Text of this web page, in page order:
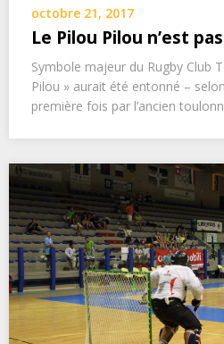
octobre 21, 2017
Le Pilou Pilou n’est
Symbole majeur du Rugby Club
Pilou » aurait été entonné –
première fois par l’ancien